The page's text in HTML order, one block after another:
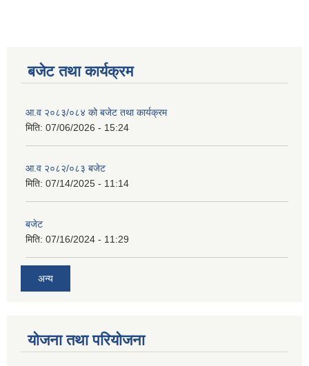
बजेट तथा कार्यक्रम
आ.व २०८३/०८४ को बजेट तथा कार्यक्रम
मिति: 07/06/2026 - 15:24
आ.व २०८२/०८३ बजेट
मिति: 07/14/2025 - 11:14
बजेट
मिति: 07/16/2024 - 11:29
अन्य
योजना तथा परियोजना